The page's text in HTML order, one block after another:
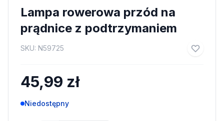
Lampa rowerowa przód na
prądnice z podtrzymaniem
SKU: N59725
45,99 zł
Niedostępny